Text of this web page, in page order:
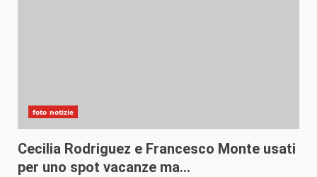
foto notizie
Cecilia Rodriguez e Francesco Monte usati
per uno spot vacanze ma…